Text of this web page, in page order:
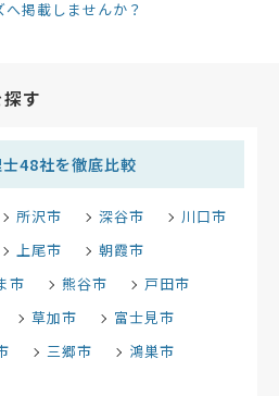
す
48社を徹底比較
所沢市 深谷市
川口市
上尾市
朝霞市
市 熊谷市
戸田市
草加市
富士見市
三郷市
鴻巣市